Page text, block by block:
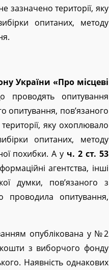
зазначено території, яку
опитаних, методу
України «Про місцеві
проводять опитування
опитування, пов’язаного
яку охоплювало
опитаних, методу
похибки. А у ч. 2 ст. 53
агентства, інші
думки, пов’язаного з
проводила опитування,
опублікована у №2
з виборчого фонду
Наявність однакових